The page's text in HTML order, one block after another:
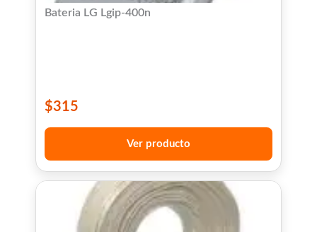
Bateria LG Lgip-400n
$315
Ver producto